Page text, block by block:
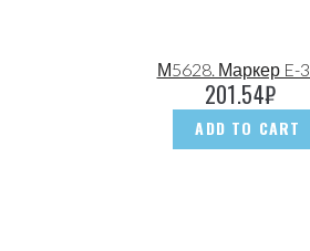
М5628. Маркер E-
201.54₽
ADD TO CART